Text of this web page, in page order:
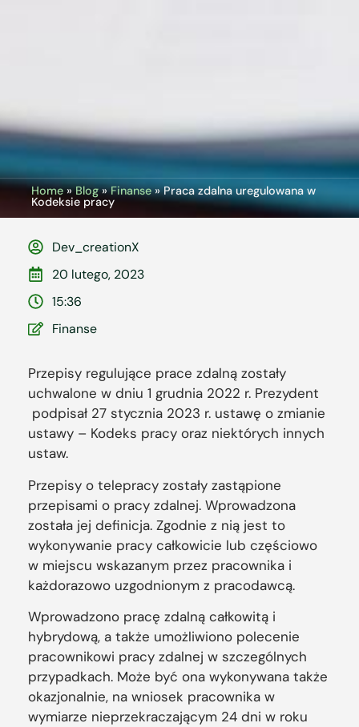
Home»Blog»Finanse»Praca zdalna uregulowana w
Kodeksie pracy
Dev_creationX
20 lutego, 2023
15:36
Finanse
Przepisy regulujące prace zdalną zostały
uchwalone w dniu 1 grudnia 2022 r. Prezydent
podpisał 27 stycznia 2023 r. ustawę o zmianie
ustawy – Kodeks pracy oraz niektórych innych
ustaw.
Przepisy o telepracy zostały zastąpione
przepisami o pracy zdalnej. Wprowadzona
została jej definicja. Zgodnie z nią jest to
wykonywanie pracy całkowicie lub częściowo
w miejscu wskazanym przez pracownika i
każdorazowo uzgodnionym z pracodawcą.
Wprowadzono pracę zdalną całkowitą i
hybrydową, a także umożliwiono polecenie
pracownikowi pracy zdalnej w szczególnych
przypadkach. Może być ona wykonywana także
okazjonalnie, na wniosek pracownika w
wymiarze nieprzekraczającym 24 dni w roku